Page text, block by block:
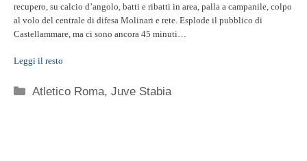
recupero, su calcio d’angolo, batti e ribatti in area, palla a campanile, colpo
al volo del centrale di difesa Molinari e rete. Esplode il pubblico di
Castellammare, ma ci sono ancora 45 minuti…
Leggi il resto
Categorie
Atletico Roma,Juve Stabia